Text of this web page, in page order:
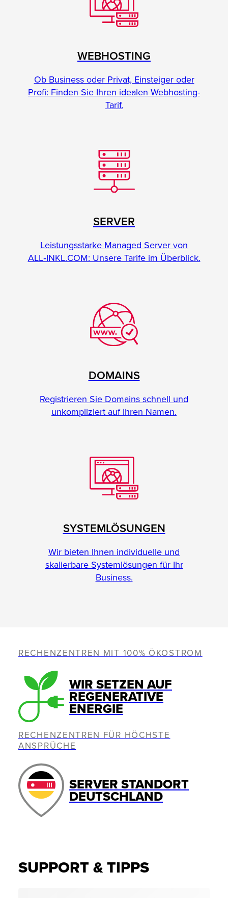
WEBHOSTING
Ob Business oder Privat, Einsteiger oder
Profi: Finden Sie Ihren idealen Webhosting-
Tarif.
SERVER
Leistungsstarke Managed Server von
ALL‑INKL.COM: Unsere Tarife im Überblick.
DOMAINS
Registrieren Sie Domains schnell und
unkompliziert auf Ihren Namen.
SYSTEMLÖSUNGEN
Wir bieten Ihnen individuelle und
skalierbare Systemlösungen für Ihr
Business.
RECHENZENTREN MIT 100% ÖKOSTROM
WIR SETZEN AUF
REGENERATIVE
ENERGIE
RECHENZENTREN FÜR HÖCHSTE
ANSPRÜCHE
SERVER STANDORT
DEUTSCHLAND
SUPPORT & TIPPS